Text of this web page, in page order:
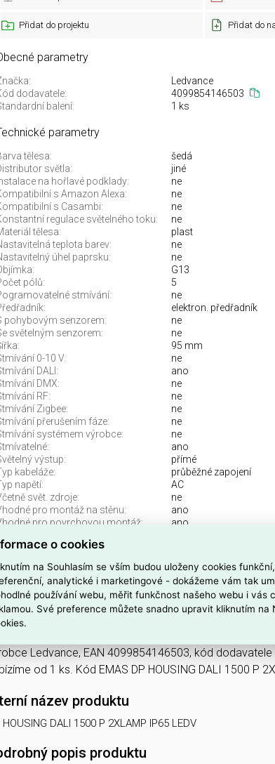
Přidat do projektu Přidat do
parametry
Ledvance
dodavatele:
4099854146503
balení:
1 ks
parametry
tělesa: šedá
světla:
jiné
na hořlavé podklady:
ne
s Amazon Alexa:
ne
s Casambi:
ne
regulace světelného toku:
ne
tělesa:
plast
teplota barev:
ne
úhel paprsku:
ne
G13
pólů:
5
stmívání:
ne
elektron. předřadník
pohybovým senzorem:
ne
světelným senzorem:
ne
95 mm
0-10 V:
ne
DALI:
ano
DMX:
ne
RF:
ne
Zigbee:
ne
přerušením fáze:
ne
systémem výrobce:
ne
ano
výstup:
přímé
kabeláže:
průběžné zapojení
napětí:
AC
svět. zdroje:
ne
pro montáž na stěnu:
ano
pro povrchovou montáž:
ano
pro vestavnou montáž:
Výměnný předřadník:
ano
vláknem IEC 60695-2-11:
850 °C - 30 s
DAMP PROOF HOUSING DALI
HOUSING DALI 1500 P 2XLAMP IP65 LEDV najdete
Ledvance, EAN 4099854146503, kód dodavatele
od 1 ks. Kód EMAS DP HOUSING DALI 1500 P
název produktu
HOUSING DALI 1500 P 2XLAMP IP65 LEDV
popis produktu
o cookies
na Souhlasím se vším budou uloženy cookies funkční,
analytické i marketingové - dokážeme vám tak
používání webu, měřit funkčnost našeho webu i vás
Své preference můžete snadno upravit kliknutím na